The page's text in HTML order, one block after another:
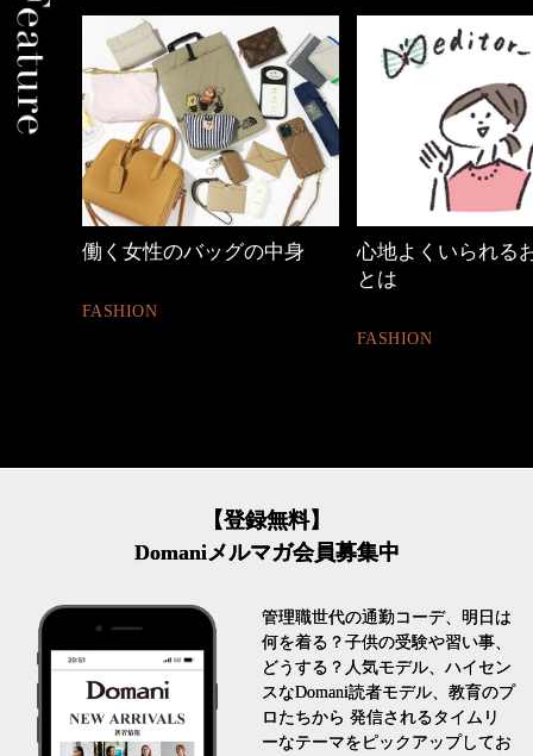
働く女性のバッグの中身
FASHION
心地よくいられるお
とは
FASHION
【登録無料】
Domaniメルマガ会員募集中
管理職世代の通勤コーデ、明日は
何を着る？子供の受験や習い事、
どうする？人気モデル、ハイセン
スなDomani読者モデル、教育のプ
ロたちから 発信されるタイムリ
ーなテーマをピックアップしてお